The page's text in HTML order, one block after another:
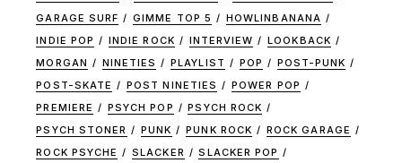
GARAGE SURF
GIMME TOP 5
HOWLINBANANA
INDIE POP
INDIE ROCK INTERVIEW
LOOKBACK
MORGAN
NINETIES PLAYLIST POP
POST-PUNK
POST-SKATE
POST NINETIES
POWER POP
PREMIERE
PSYCH POP
PSYCH ROCK
PSYCH STONER
PUNK PUNK ROCK
ROCK GARAGE
ROCK PSYCHE
SLACKER
SLACKER POP